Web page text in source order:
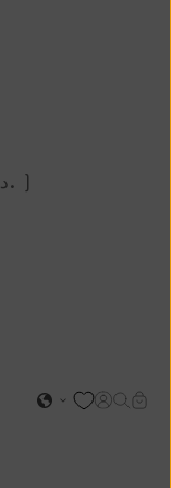
Page
Sahara occidental (MAD د.م.)